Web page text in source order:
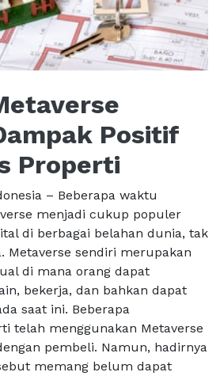
Positif
Properti
– Beberapa waktu
menjadi cukup populer
di berbagai belahan dunia, tak
Metaverse sendiri merupakan
di mana orang dapat
bekerja, dan bahkan dapat
saat ini. Beberapa
telah menggunakan Metaverse
pembeli. Namun, hadirnya
memang belum dapat